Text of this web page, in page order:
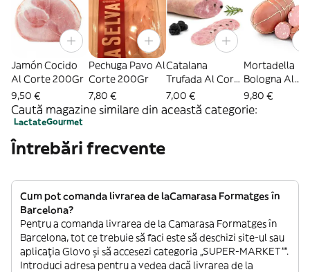
Jamón Cocido
Al Corte 200Gr
9,50 €
Pechuga Pavo Al
Corte 200Gr
7,80 €
Catalana
Trufada Al Corte
150Gr
7,00 €
Mortadella
Bologna Al
Corte 200Gr
9,80 €
Caută magazine similare din această categorie:
LactateGourmet
Întrebări frecvente
Cum pot comanda livrarea de laCamarasa Formatges în
Barcelona?
Pentru a comanda livrarea de la Camarasa Formatges în
Barcelona, tot ce trebuie să faci este să deschizi site-ul sau
aplicația Glovo și să accesezi categoria „SUPER-MARKET””.
Introduci adresa pentru a vedea dacă livrarea de la